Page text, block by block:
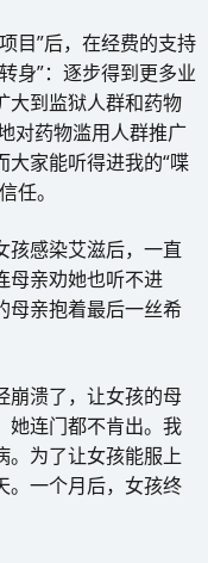
目”后，在经费的支持
身”：逐步得到更多业
大到监狱人群和药物
对药物滥用人群推广
家能听得进我的“喋
任。
孩感染艾滋后，一直
母亲劝她也听不进
母亲抱着最后一丝希
崩溃了，让女孩的母
她连门都不肯出。我
。为了让女孩能服上
。一个月后，女孩终